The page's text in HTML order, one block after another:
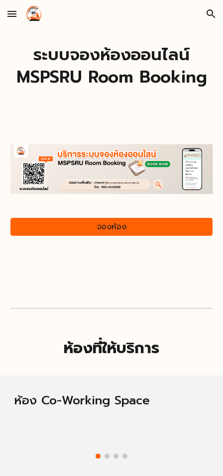
Skip to main content Skip to navigation
ระบบจองห้องออนไลน์
MSPSRU Room Booking
จองห้อง
ห้องที่ให้บริการ
ห้อง Co-Working Space